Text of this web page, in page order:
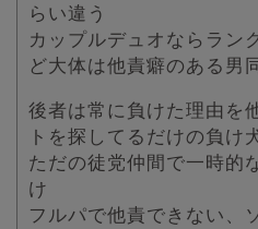
らい違う
カップルデュオならラン
ど大体は他責癖のある男
後者は常に負けた理由を
トを探してるだけの負け
ただの徒党仲間で一時的
け
フルパで他責できない、